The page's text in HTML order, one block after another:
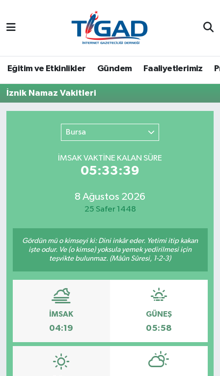
Eğitim ve Etkinlikler Gündem Faaliyetlerimiz
İznik Namaz Vakitleri
Bursa
İMSAK VAKTİNE KALAN SÜRE
05:33:39
8 Ağustos 2026
25 Safer 1448
Gördün mü o kimseyi ki: Dini inkâr eder. Yetimi itip kakan
işte odur. Ve (o kimse) yoksula yemek yedirilmesi için
teşvikte bulunmaz. (Mâûn Sûresi, 1-2-3)
İMSAK
04:19
GÜNEŞ
05:58
Nöbetçi Eczaneler
Trafik Durumu
Puan Durumu ve Fikstür
Tüm Manşetler